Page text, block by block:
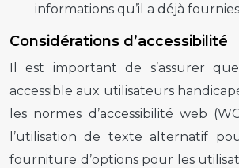
informations qu’il a déjà
Considérations d’accessibilité
Il est important de s’assurer
accessible aux utilisateurs
les normes d’accessibilité web
l’utilisation de texte alternatif
fourniture d’options pour les